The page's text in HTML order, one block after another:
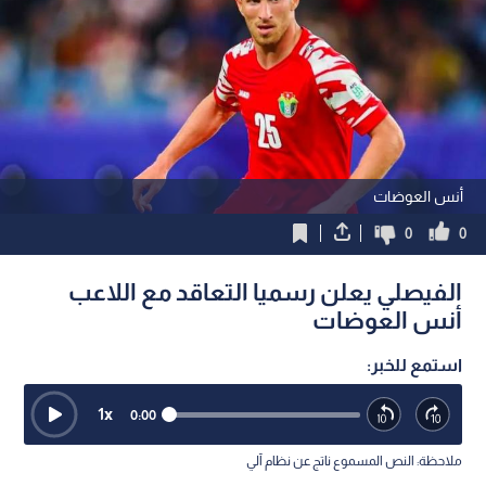
أنس العوضات
0
0
الفيصلي يعلن رسميا التعاقد مع اللاعب
أنس العوضات
استمع للخبر:
0:00
1x
ملاحظة: النص المسموع ناتج عن نظام آلي